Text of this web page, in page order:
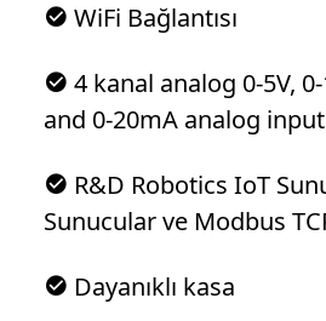
WiFi Bağlantısı
4 kanal analog 0-5V,
and 0-20mA analog
R&D Robotics IoT
Sunucular ve Modbus
Dayanıklı kasa